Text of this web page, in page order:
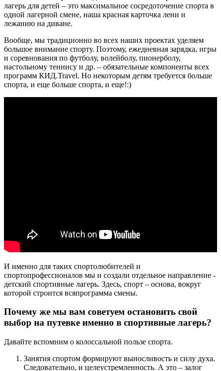
лагерь для детей – это максимальное сосредоточение спорта в
одной лагерной смене, наша красная карточка лени и
лежанию на диване.
Вообще, мы традиционно во всех наших проектах уделяем
большое внимание спорту. Поэтому, ежедневная зарядка, игры
и соревнования по футболу, волейболу, пионерболу,
настольному теннису и др. – обязательные компоненты всех
программ КИД.Travel. Но некоторым детям требуется больше
спорта, и еще больше спорта, и еще!:)
И именно для таких спортолюбителей и
спортопрофессионалов мы и создали отдельное направление -
детский спортивные лагерь. Здесь, спорт – основа, вокруг
которой строится всяпрограмма смены.
Почему же мы вам советуем остановить свой
выбор на путевке именно в спортивные лагерь?
Давайте вспомним о колоссальной пользе спорта.
Занятия спортом формируют выносливость и силу духа.
Следовательно, и целеустремленность. А это – залог